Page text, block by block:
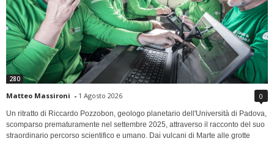
280
Matteo Massironi - 1 Agosto 2026 0
Un ritratto di Riccardo Pozzobon, geologo planetario dell'Università di Padova,
scomparso prematuramente nel settembre 2025, attraverso il racconto del suo
straordinario percorso scientifico e umano. Dai vulcani di Marte alle grotte